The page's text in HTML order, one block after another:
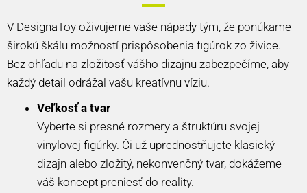
V DesignaToy oživujeme vaše nápady tým, že ponúkame
širokú škálu možností prispôsobenia figúrok zo živice.
Bez ohľadu na zložitosť vášho dizajnu zabezpečíme, aby
každý detail odrážal vašu kreatívnu víziu.
Veľkosť a tvar
Vyberte si presné rozmery a štruktúru svojej
vinylovej figúrky. Či už uprednostňujete klasický
dizajn alebo zložitý, nekonvenčný tvar, dokážeme
váš koncept preniesť do reality.